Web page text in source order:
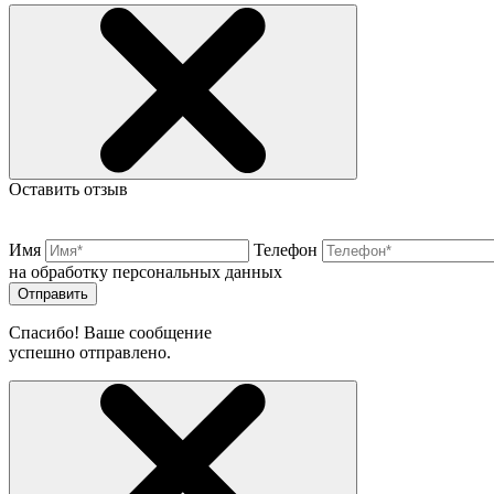
Оставить отзыв
Имя Телефон
на обработку персональных данных
Отправить
Спасибо! Ваше сообщение
успешно отправлено.